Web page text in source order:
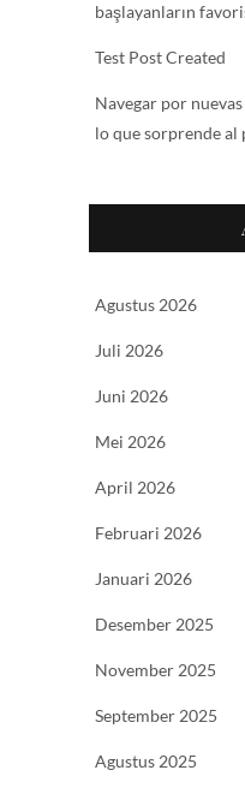
başlayanların
Test Post Created
Navegar por nuevas
lo que sorprende
Agustus 2026
Juli 2026
Juni 2026
Mei 2026
April 2026
Februari 2026
Januari 2026
Desember 2025
November 2025
September 2025
Agustus 2025